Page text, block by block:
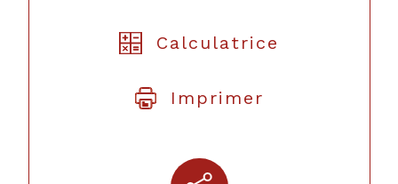
Calculatrice
Imprimer